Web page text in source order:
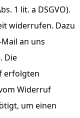
1 lit. a DSGVO).
widerrufen. Dazu
an uns
Die
erfolgten
Widerruf
um einen